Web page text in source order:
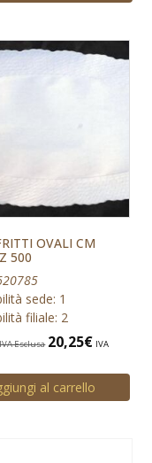
OVALI CM
500
sede: 1
filiale: 2
IVA Esclusa 20,25€ IVA
al carrello